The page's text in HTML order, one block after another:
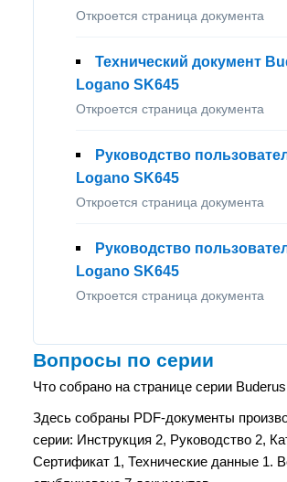
Откроется страница документа
Технический документ
Logano SK645
Откроется страница документа
Руководство
Logano SK645
Откроется страница документа
Руководство
Logano SK645
Откроется страница документа
Вопросы по серии
Что собрано на странице серии
Здесь собраны PDF-документы
серии: Инструкция 2, Руководство 2,
Сертификат 1, Технические данные 1.